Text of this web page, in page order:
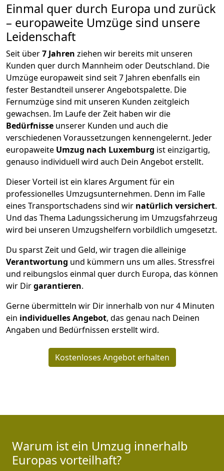
Einmal quer durch Europa und zurück
– europaweite Umzüge sind unsere
Leidenschaft
Seit über7 Jahren ziehen wir bereits mit unseren
Kunden quer durch Mannheim oder Deutschland. Die
Umzüge europaweit sind seit7 Jahren ebenfalls ein
fester Bestandteil unserer Angebotspalette. Die
Fernumzüge sind mit unseren Kunden zeitgleich
gewachsen. Im Laufe der Zeit haben wir die
Bedürfnisse unserer Kunden und auch die
verschiedenen Voraussetzungen kennengelernt. Jeder
europaweite Umzug nach Luxemburg ist einzigartig,
genauso individuell wird auch Dein Angebot erstellt.
Dieser Vorteil ist ein klares Argument für ein
professionelles Umzugsunternehmen. Denn im Falle
eines Transportschadens sind wir natürlich versichert.
Und das Thema Ladungssicherung im Umzugsfahrzeug
wird bei unseren Umzugshelfern vorbildlich umgesetzt.
Du sparst Zeit und Geld, wir tragen die alleinige
Verantwortung und kümmern uns um alles. Stressfrei
und reibungslos einmal quer durch Europa, das können
wir Dirgarantieren.
Gerne übermitteln wir Dir innerhalb von nur4 Minuten
ein individuelles Angebot, das genau nach Deinen
Angaben und Bedürfnissen erstellt wird.
Kostenloses Angebot erhalten
Warum ist ein Umzug innerhalb
Europas vorteilhaft?